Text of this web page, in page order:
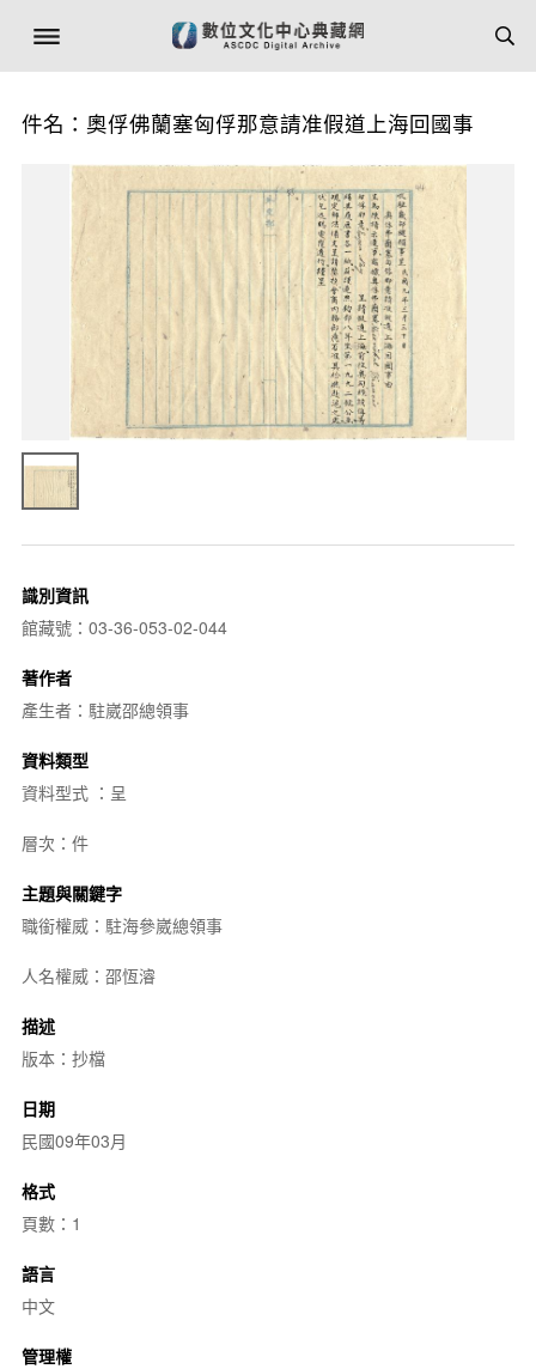
件名：奧俘佛蘭塞匈俘那意請准假道上海回國事
識別資訊
館藏號：03-36-053-02-044
著作者
產生者：駐崴邵總領事
資料類型
資料型式 ：呈
層次：件
主題與關鍵字
職銜權威：駐海參崴總領事
人名權威：邵恆濬
描述
版本：抄檔
日期
民國09年03月
格式
頁數：1
語言
中文
管理權